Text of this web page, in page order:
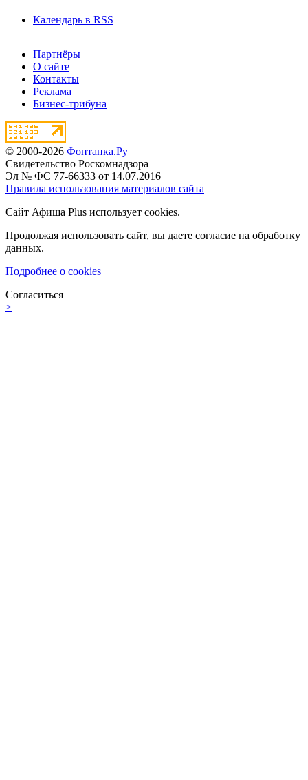
Календарь в RSS
Партнёры
О сайте
Контакты
Реклама
Бизнес-трибуна
© 2000-2026 Фонтанка.Ру
Свидетельство Роскомнадзора
Эл № ФС 77-66333 от 14.07.2016
Правила использования материалов сайта
Сайт Афиша Plus использует cookies.
Продолжая использовать сайт, вы даете согласие на обработку
данных.
Подробнее о cookies
Согласиться
>